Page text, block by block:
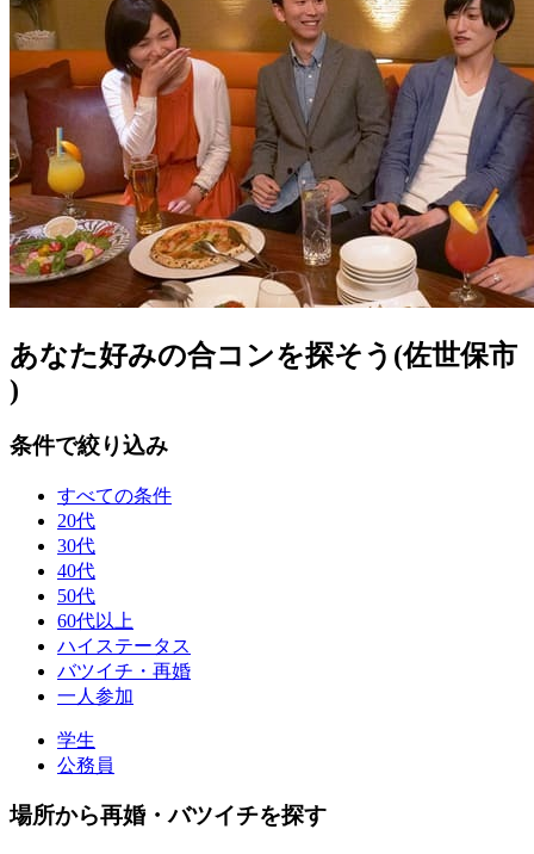
あなた好みの合コンを探そう(佐世保市
)
条件で絞り込み
すべての条件
20代
30代
40代
50代
60代以上
ハイステータス
バツイチ・再婚
一人参加
学生
公務員
場所から再婚・バツイチを探す